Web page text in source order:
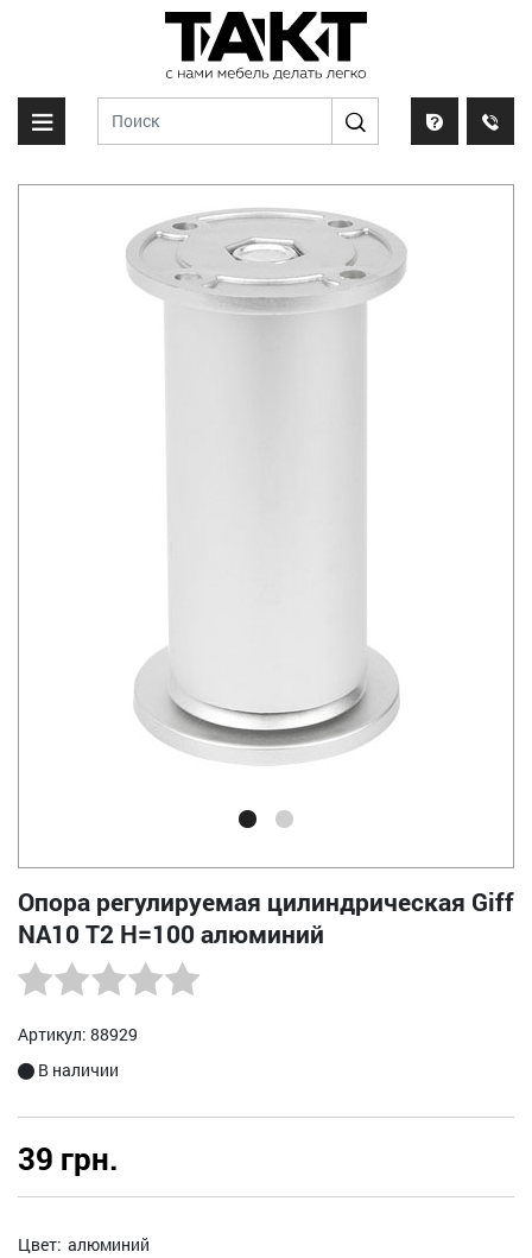
Опора регулируемая цилиндрическая Giff
NA10 Т2 Н=100 алюминий
Артикул: 88929
В наличии
39 грн.
Цвет: алюминий